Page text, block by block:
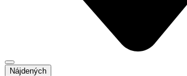
Nájdených